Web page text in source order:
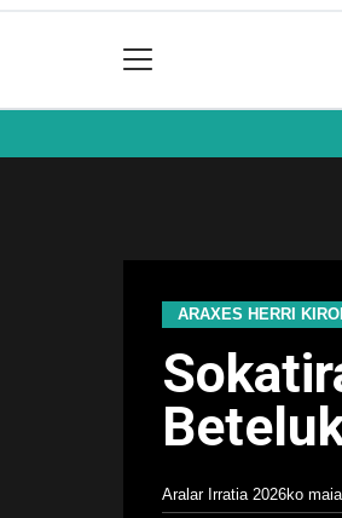
ARAXES HERRI
Aralar Irratia 2026ko